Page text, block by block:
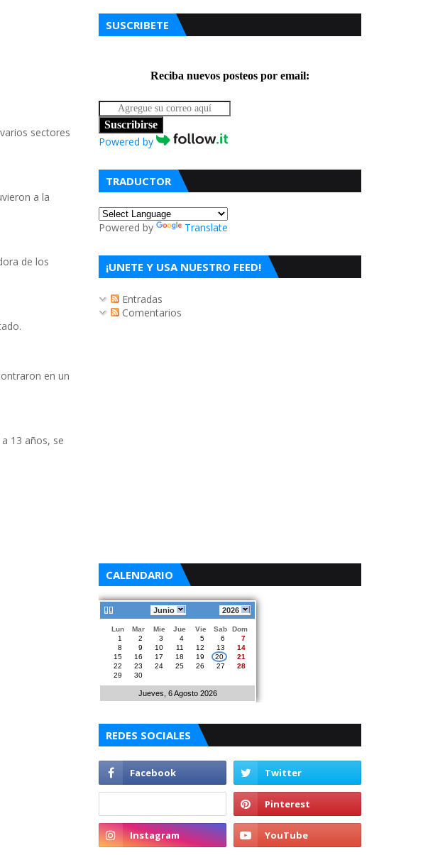
sectores
a la
de los
en un
13 años, se
SUSCRIBETE
Reciba nuevos posteos por email:
Suscribirse
Powered by
TRADUCTOR
Powered by Translate
¡UNETE Y USA NUESTRO FEED!
Entradas
Comentarios
CALENDARIO
Junio 2026
Lun Mar Mie Jue Vie Sab
Dom
1
2 3 4 5 6
7
8
9 10 11 12 13
14
15
16 17 18 19 20
21
22
23 24 25 26 27
28
29
30
Jueves, 6 Agosto 2026
REDES SOCIALES